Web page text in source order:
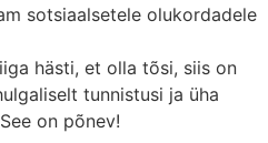
sotsiaalsetele olukordadele
hästi, et olla tõsi, siis on
tunnistusi ja üha
on põnev!